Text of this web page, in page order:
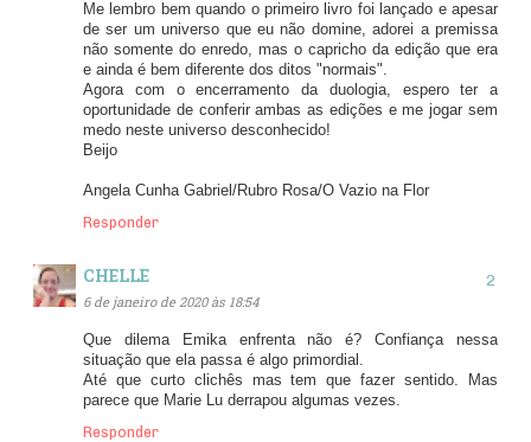
Me lembro bem quando o primeiro livro foi lançado e apesar
de ser um universo que eu não domine, adorei a premissa
não somente do enredo, mas o capricho da edição que era
e ainda é bem diferente dos ditos "normais".
Agora com o encerramento da duologia, espero ter a
oportunidade de conferir ambas as edições e me jogar sem
medo neste universo desconhecido!
Beijo
Angela Cunha Gabriel/Rubro Rosa/O Vazio na Flor
Responder
CHELLE
6 de janeiro de 2020 às 18:54
Que dilema Emika enfrenta não é? Confiança nessa
situação que ela passa é algo primordial.
Até que curto clichês mas tem que fazer sentido. Mas
parece que Marie Lu derrapou algumas vezes.
Responder